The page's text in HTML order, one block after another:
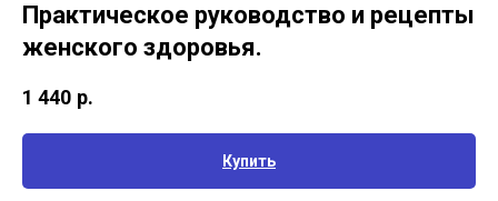
Практическое руководство и рецепты
женского здоровья.
1 440 р.
Купить